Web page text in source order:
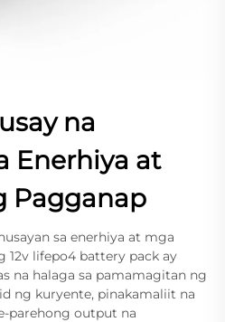
na
Enerhiya at
Pagganap
sa enerhiya at mga
12v lifepo4 battery pack ay
na halaga sa pamamagitan ng
ng kuryente, pinakamaliit na
parehong output na